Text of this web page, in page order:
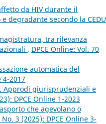
da HIV durante il
degradante secondo la CEDU
tra rilevanza
, DPCE Online: Vol. 70
automatica del
4-2017
Approdi giurisprudenziali e
DPCE Online 1-2023
che agevolano o
3 (2025): DPCE Online 3-